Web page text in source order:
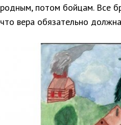
родным, потом бойцам. Все
что вера обязательно